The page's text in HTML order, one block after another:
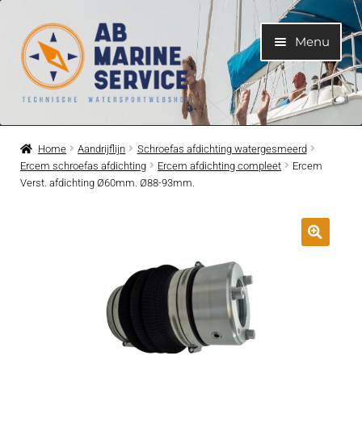
Ga
door
naar
navigatie
Ga
naar
de
inhoud
Menu
Home
Motoren
Submenu
Submenu
Koelwatersysteem
Home Aandrijflijn
Schroefas afdichting watergesmeerd
Ercem schroefas afdichting
Ercem afdichting compleet
Ercem
Verst. afdichting Ø60mm. Ø88-93mm.